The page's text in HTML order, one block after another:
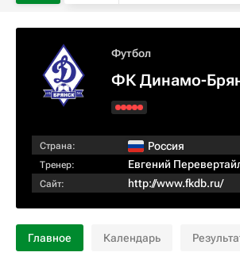
Футбол
ФК Динамо-
Страна: Россия
Тренер: Евгений
Сайт: http://www.fkdb.ru/
Главное Календарь